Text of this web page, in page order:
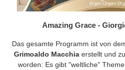
Amazing Grace -
Das gesamte Programm ist von
Grimoaldo Macchia erstellt und
worden: Es gibt "weltliche"